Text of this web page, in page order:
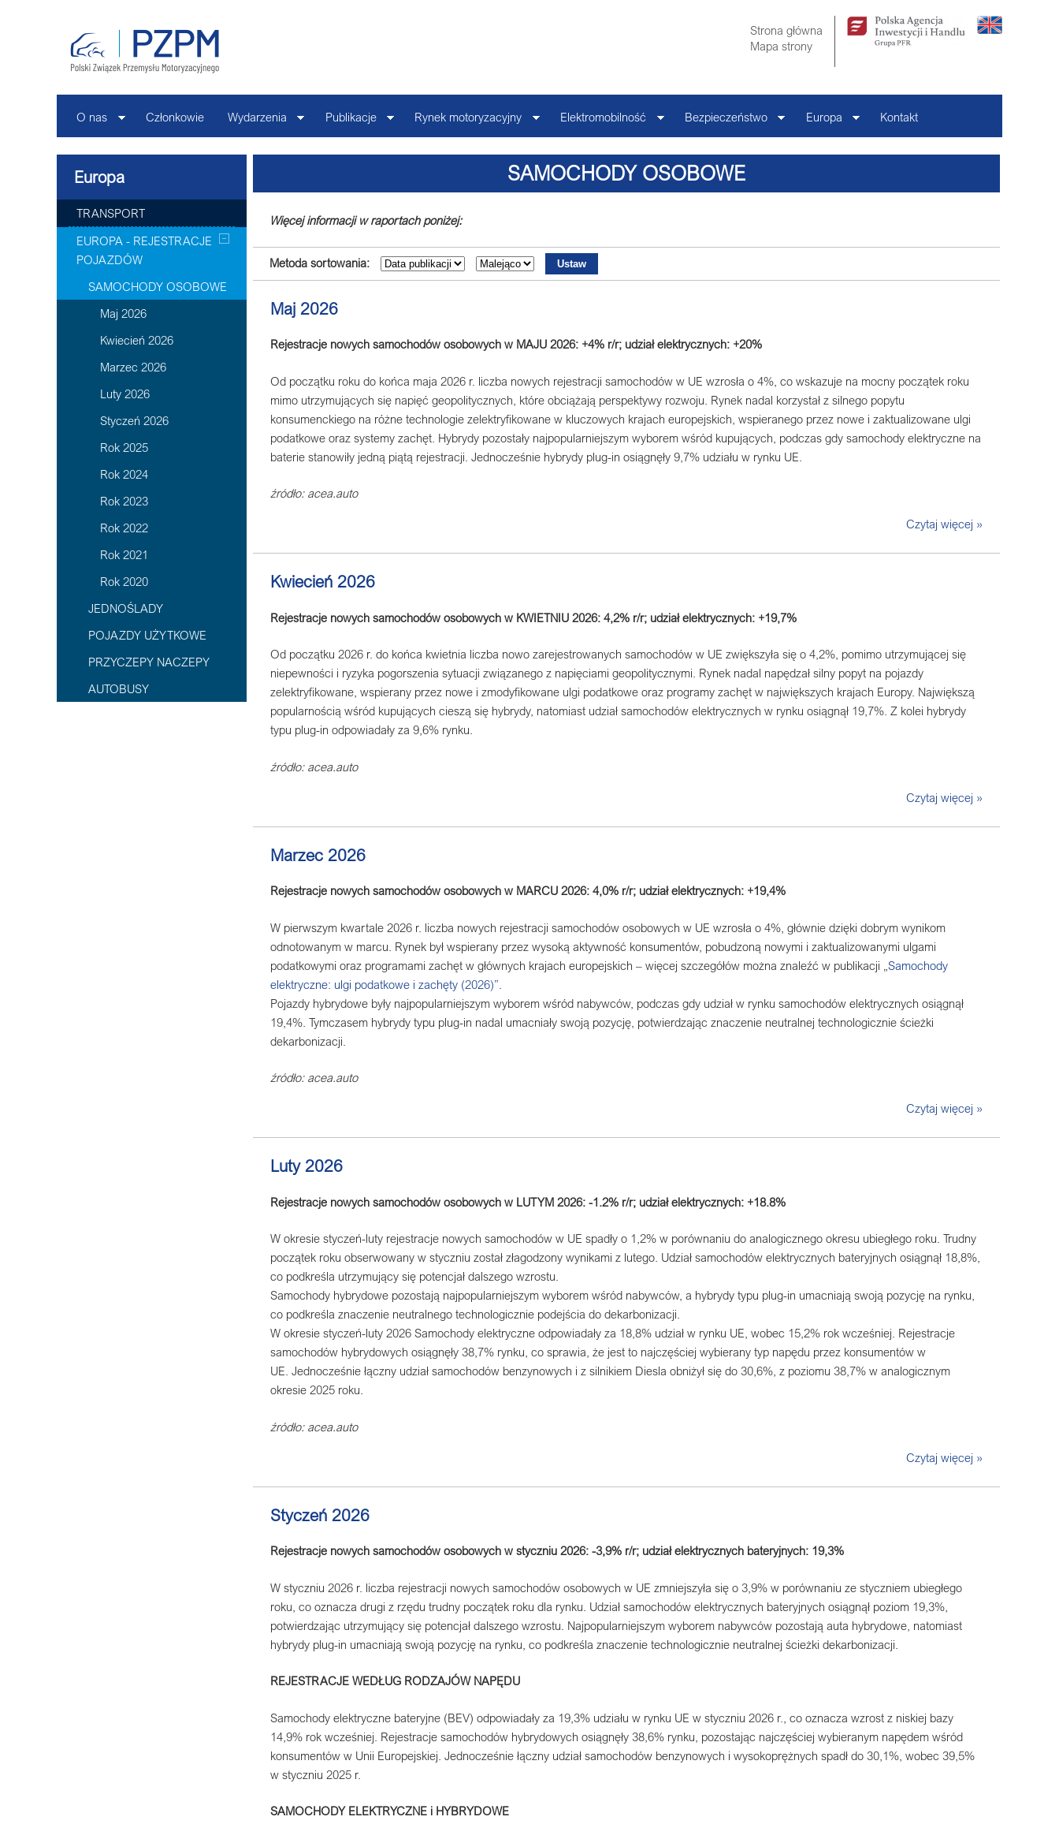
Strona główna
Mapa strony
O nas Członkowie Wydarzenia Publikacje Rynek motoryzacyjny Elektromobilność Bezpieczeństwo Europa Kontakt
Europa
TRANSPORT
EUROPA - REJESTRACJE
POJAZDÓW
SAMOCHODY OSOBOWE
Maj 2026
Kwiecień 2026
Marzec 2026
Luty 2026
Styczeń 2026
Rok 2025
Rok 2024
Rok 2023
Rok 2022
Rok 2021
Rok 2020
JEDNOŚLADY
POJAZDY UŻYTKOWE
PRZYCZEPY NACZEPY
AUTOBUSY
SAMOCHODY OSOBOWE
Więcej informacji w raportach poniżej:
Metoda sortowania:
Maj 2026
Rejestracje nowych samochodów osobowych w MAJU 2026: +4% r/r; udział elektrycznych: +20%
Od początku roku do końca maja 2026 r. liczba nowych rejestracji samochodów w UE wzrosła o 4%, co wskazuje na mocny początek roku
mimo utrzymujących się napięć geopolitycznych, które obciążają perspektywy rozwoju. Rynek nadal korzystał z silnego popytu
konsumenckiego na różne technologie zelektryfikowane w kluczowych krajach europejskich, wspieranego przez nowe i zaktualizowane ulgi
podatkowe oraz systemy zachęt. Hybrydy pozostały najpopularniejszym wyborem wśród kupujących, podczas gdy samochody elektryczne na
baterie stanowiły jedną piątą rejestracji. Jednocześnie hybrydy plug-in osiągnęły 9,7% udziału w rynku UE.
źródło: acea.auto
Czytaj więcej »
Kwiecień 2026
Rejestracje nowych samochodów osobowych w KWIETNIU 2026: 4,2% r/r; udział elektrycznych: +19,7%
Od początku 2026 r. do końca kwietnia liczba nowo zarejestrowanych samochodów w UE zwiększyła się o 4,2%, pomimo utrzymującej się
niepewności i ryzyka pogorszenia sytuacji związanego z napięciami geopolitycznymi. Rynek nadal napędzał silny popyt na pojazdy
zelektryfikowane, wspierany przez nowe i zmodyfikowane ulgi podatkowe oraz programy zachęt w największych krajach Europy. Największą
popularnością wśród kupujących cieszą się hybrydy, natomiast udział samochodów elektrycznych w rynku osiągnął 19,7%. Z kolei hybrydy
typu plug-in odpowiadały za 9,6% rynku.
źródło: acea.auto
Czytaj więcej »
Marzec 2026
Rejestracje nowych samochodów osobowych w MARCU 2026: 4,0% r/r; udział elektrycznych: +19,4%
W pierwszym kwartale 2026 r. liczba nowych rejestracji samochodów osobowych w UE wzrosła o 4%, głównie dzięki dobrym wynikom
odnotowanym w marcu. Rynek był wspierany przez wysoką aktywność konsumentów, pobudzoną nowymi i zaktualizowanymi ulgami
podatkowymi oraz programami zachęt w głównych krajach europejskich – więcej szczegółów można znaleźć w publikacji „ Samochody
elektryczne: ulgi podatkowe i zachęty (2026)”.
Pojazdy hybrydowe były najpopularniejszym wyborem wśród nabywców, podczas gdy udział w rynku samochodów elektrycznych osiągnął
19,4%. Tymczasem hybrydy typu plug-in nadal umacniały swoją pozycję, potwierdzając znaczenie neutralnej technologicznie ścieżki
dekarbonizacji.
źródło: acea.auto
Czytaj więcej »
Luty 2026
Rejestracje nowych samochodów osobowych w LUTYM 2026: -1.2% r/r; udział elektrycznych: +18.8%
W okresie styczeń-luty rejestracje nowych samochodów w UE spadły o 1,2% w porównaniu do analogicznego okresu ubiegłego roku. Trudny
początek roku obserwowany w styczniu został złagodzony wynikami z lutego. Udział samochodów elektrycznych bateryjnych osiągnął 18,8%,
co podkreśla utrzymujący się potencjał dalszego wzrostu.
Samochody hybrydowe pozostają najpopularniejszym wyborem wśród nabywców, a hybrydy typu plug-in umacniają swoją pozycję na rynku,
co podkreśla znaczenie neutralnego technologicznie podejścia do dekarbonizacji.
W okresie styczeń-luty 2026 Samochody elektryczne odpowiadały za 18,8% udział w rynku UE, wobec 15,2% rok wcześniej. Rejestracje
samochodów hybrydowych osiągnęły 38,7% rynku, co sprawia, że jest to najczęściej wybierany typ napędu przez konsumentów w
UE. Jednocześnie łączny udział samochodów benzynowych i z silnikiem Diesla obniżył się do 30,6%, z poziomu 38,7% w analogicznym
okresie 2025 roku.
źródło: acea.auto
Czytaj więcej »
Styczeń 2026
Rejestracje nowych samochodów osobowych w styczniu 2026: -3,9% r/r; udział elektrycznych bateryjnych: 19,3%
W styczniu 2026 r. liczba rejestracji nowych samochodów osobowych w UE zmniejszyła się o 3,9% w porównaniu ze styczniem ubiegłego
roku, co oznacza drugi z rzędu trudny początek roku dla rynku. Udział samochodów elektrycznych bateryjnych osiągnął poziom 19,3%,
potwierdzając utrzymujący się potencjał dalszego wzrostu. Najpopularniejszym wyborem nabywców pozostają auta hybrydowe, natomiast
hybrydy plug-in umacniają swoją pozycję na rynku, co podkreśla znaczenie technologicznie neutralnej ścieżki dekarbonizacji.
REJESTRACJE WEDŁUG RODZAJÓW NAPĘDU
Samochody elektryczne bateryjne (BEV) odpowiadały za 19,3% udziału w rynku UE w styczniu 2026 r., co oznacza wzrost z niskiej bazy
14,9% rok wcześniej. Rejestracje samochodów hybrydowych osiągnęły 38,6% rynku, pozostając najczęściej wybieranym napędem wśród
konsumentów w Unii Europejskiej. Jednocześnie łączny udział samochodów benzynowych i wysokoprężnych spadł do 30,1%, wobec 39,5%
w styczniu 2025 r.
SAMOCHODY ELEKTRYCZNE i HYBRYDOWE